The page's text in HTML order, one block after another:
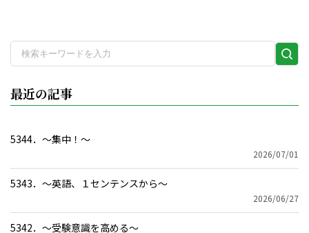
検
最近の記事
5344．～集中！〜
2026/07/01
5343．～英語、１センテンスから〜
2026/06/27
5342．～受験意識を高める〜